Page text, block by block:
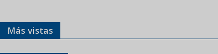
Más vistas